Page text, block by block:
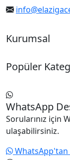
Kurumsal
Popüler
WhatsApp
Sorularınız için
ulaşabilirsiniz.